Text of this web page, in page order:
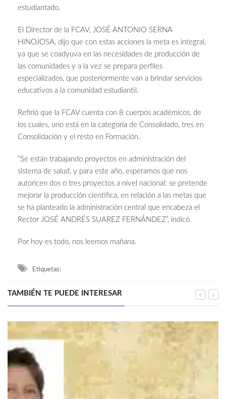
estudiantado.
El Director de la FCAV, JOSÉ ANTONIO SERNA
HINOJOSA, dijo que con estas acciones la meta es integral,
ya que se coadyuva en las necesidades de producción de
las comunidades y a la vez se prepara perfiles
especializados, que posteriormente van a brindar servicios
educativos a la comunidad estudiantil.
Refirió que la FCAV cuenta con 8 cuerpos académicos, de
los cuales, uno está en la categoría de Consolidado, tres en
Consolidación y el resto en Formación.
“Se están trabajando proyectos en administración del
sistema de salud, y para este año, esperamos que nos
autoricen dos o tres proyectos a nivel nacional; se pretende
mejorar la producción científica, en relación a las metas que
se ha planteado la administración central que encabeza el
Rector JOSÉ ANDRÉS SUAREZ FERNÁNDEZ”, indicó.
Por hoy es todo, nos leemos mañana.
Etiquetas:
TAMBIÉN TE PUEDE INTERESAR